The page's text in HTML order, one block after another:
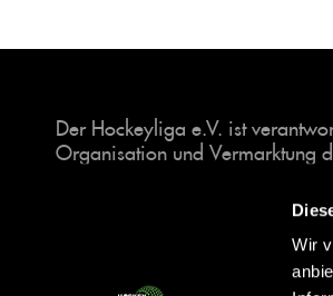
Wir
Der Hockeyliga e.V. ist
Organisation und Vermarktung
Halle. Insgesamt sind über 60
Dach der Hockeyliga
Herren als auch im Damen